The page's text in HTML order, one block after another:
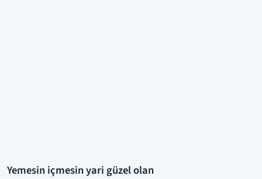
Yemesin içmesin yari güzel olan